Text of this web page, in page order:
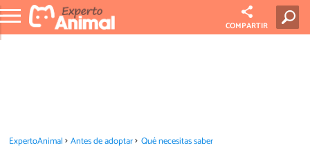
COMPARTIR
ExpertoAnimal Antes de adoptar Qué necesitas saber